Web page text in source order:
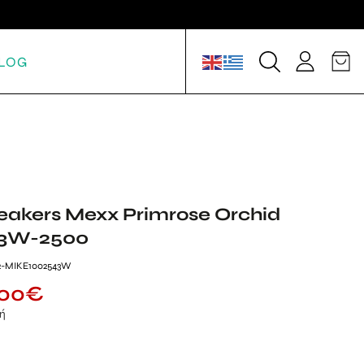
Mexx Primrose Orchid
2500
MIKE1002543W
€